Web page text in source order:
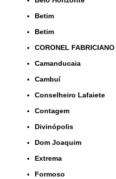
Betim
Betim
CORONEL FABRICIANO
Camanducaia
Cambuí
Conselheiro Lafaiete
Contagem
Divinópolis
Dom Joaquim
Extrema
Formoso